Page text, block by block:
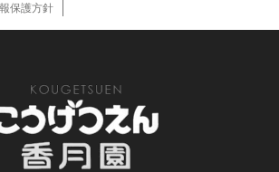
保護方針